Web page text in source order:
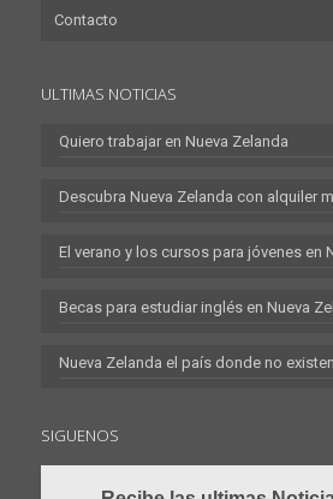
Contacto
ULTIMAS NOTICIAS
Quiero trabajar en Nueva Zelanda
Descubra Nueva Zelanda con alquiler
El verano y los cursos para jóvenes en
Becas para estudiar inglés en Nueva
Nueva Zelanda el país donde no
SIGUENOS